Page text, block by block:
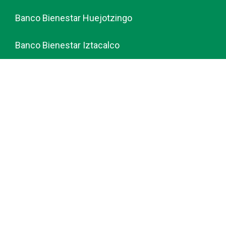
Banco Bienestar Huejotzingo
Banco Bienestar Iztacalco